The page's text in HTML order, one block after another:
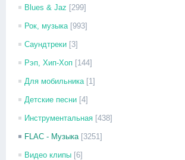
Blues & Jaz [299]
Рок, музыка [993]
Саундтреки [3]
Рэп, Хип-Хоп [144]
Для мобильника [1]
Детские песни [4]
Инструментальная [438]
FLAC - Музыка [3251]
Видео клипы [6]